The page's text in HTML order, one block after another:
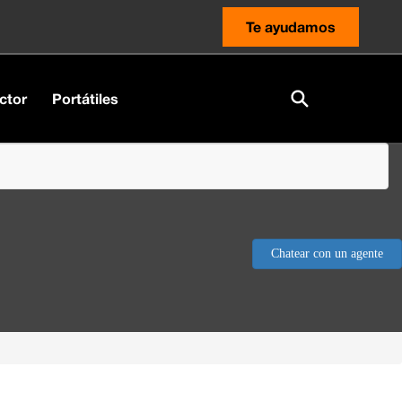
Te ayudamos
Portátiles
Chatear con un agente